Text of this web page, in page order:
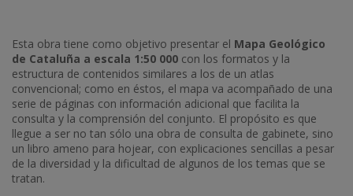
Esta obra tiene como objetivo presentar el Mapa Geológico
de Cataluña a escala 1:50 000 con los formatos y la
estructura de contenidos similares a los de un atlas
convencional; como en éstos, el mapa va acompañado de una
serie de páginas con información adicional que facilita la
consulta y la comprensión del conjunto. El propósito es que
llegue a ser no tan sólo una obra de consulta de gabinete, sino
un libro ameno para hojear, con explicaciones sencillas a pesar
de la diversidad y la dificultad de algunos de los temas que se
tratan.